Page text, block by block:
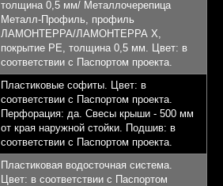
толщина 0,5 мм/ Металлочерепица
Металл-Профиль, профиль
ЛАМОНТЕРРА/ЛАМОНТЕРРА Х,
покрытие PE, толщина 0,5 мм. Цвет: в
соответствии с Паспортом проекта.
Пластиковые софиты. Цвет: в
соответствии с Паспортом проекта.
Перфорация: да. Свесы крыши - 500 мм
от края наружной стойки. Подшив: в
соответствии с Паспортом проекта.
Пластиковая водосточная система.
Цвет: в соответствии с Паспортом